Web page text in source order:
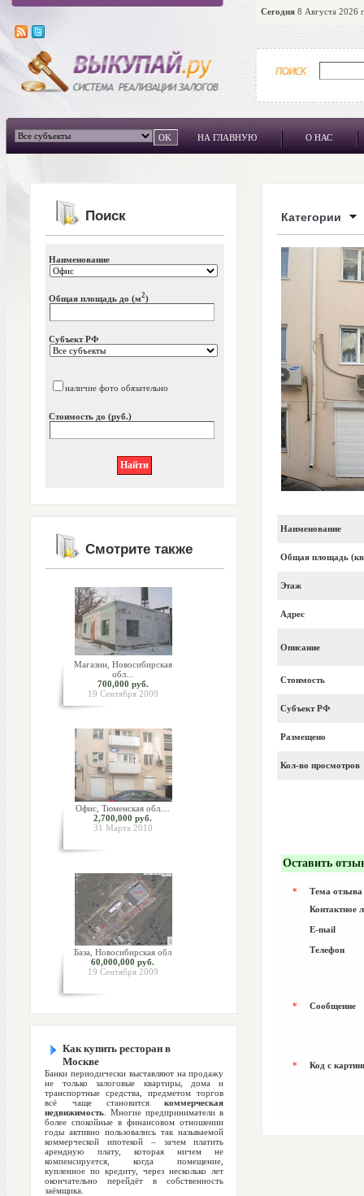
Сегодня 8 Августа 2026
НА ГЛАВНУЮ О НАС
Поиск
Наименование
Общая площадь до (м2)
Субъект РФ
наличие фото обязательно
Стоимость до (руб.)
Смотрите также
Магазин, Новосибирская
обл...
700,000 руб.
19 Сентября 2009
Офис, Тюменская обл....
2,700,000 руб.
31 Марта 2010
База, Новосибирская обл
60,000,000 руб.
19 Сентября 2009
Как купить ресторан в
Москве
Банки периодически выставляют на продажу
не только залоговые квартиры, дома и
транспортные средства, предметом торгов
всё чаще становитсякоммерческая
недвижимость . Многие предприниматели в
более спокойные в финансовом отношении
годы активно пользовались так называемой
коммерческой ипотекой – зачем платить
арендную плату, которая ничем не
компенсируется, когда помещение,
купленное по кредиту, через несколько лет
окончательно перейдёт в собственность
заёмщика.
Категории
Наименование
Общая площадь
Этаж
Адрес
Описание
Стоимость
Субъект РФ
Размещено
Кол-во просмотров
Оставить
*
Тема отзыва
Контактное
E-mail
Телефон
* Сообщение
* Код с